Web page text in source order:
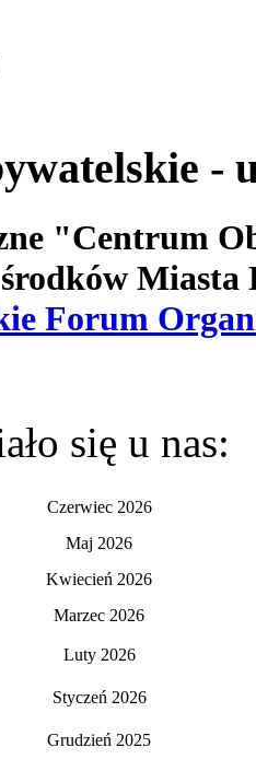
-
"Centrum
Miasta
Forum
się u nas:
Czerwiec 2026
Maj 2026
Kwiecień 2026
Marzec 2026
Luty 2026
Styczeń 2026
Grudzień 2025